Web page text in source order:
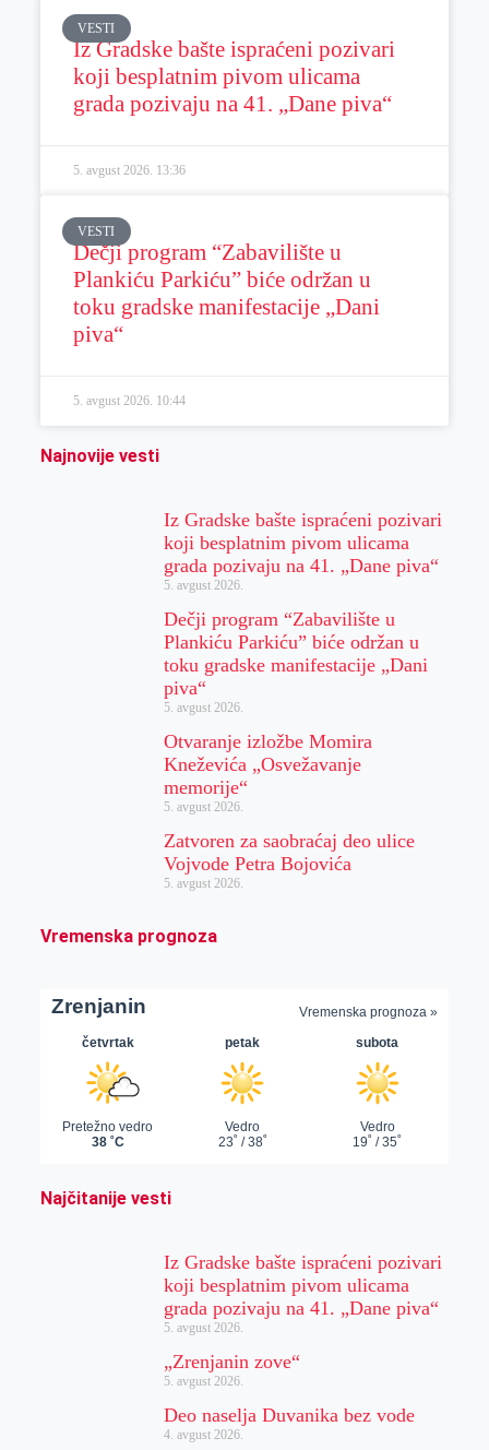
VESTI
Iz Gradske bašte ispraćeni pozivari
koji besplatnim pivom ulicama
grada pozivaju na 41. „Dane piva“
5. avgust 2026. 13:36
VESTI
Dečji program “Zabavilište u
Plankiću Parkiću” biće održan u
toku gradske manifestacije „Dani
piva“
5. avgust 2026. 10:44
Najnovije vesti
Iz Gradske bašte ispraćeni pozivari
koji besplatnim pivom ulicama
grada pozivaju na 41. „Dane piva“
5. avgust 2026.
Dečji program “Zabavilište u
Plankiću Parkiću” biće održan u
toku gradske manifestacije „Dani
piva“
5. avgust 2026.
Otvaranje izložbe Momira
Kneževića „Osvežavanje
memorije“
5. avgust 2026.
Zatvoren za saobraćaj deo ulice
Vojvode Petra Bojovića
5. avgust 2026.
Vremenska prognoza
Najčitanije vesti
Iz Gradske bašte ispraćeni pozivari
koji besplatnim pivom ulicama
grada pozivaju na 41. „Dane piva“
5. avgust 2026.
„Zrenjanin zove“
5. avgust 2026.
Deo naselja Duvanika bez vode
4. avgust 2026.